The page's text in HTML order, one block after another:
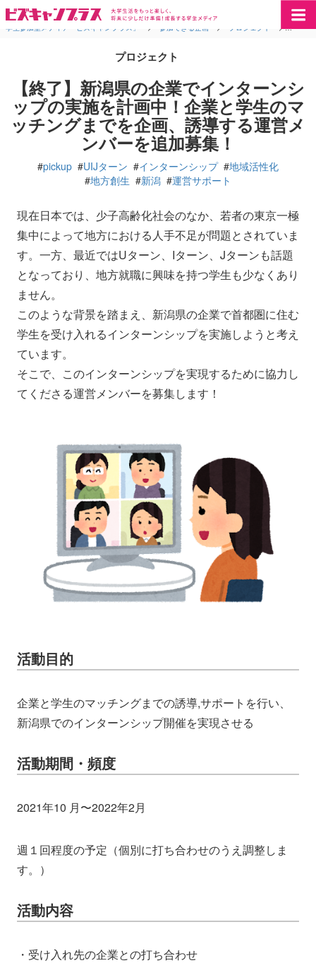
学生参加型メディア「ビズキャンプラス」 > 参加できる企画 > プロジェクト > 【終了
プロジェクト
【終了】新潟県の企業でインターンシ
ップの実施を計画中！企業と学生のマ
ッチングまでを企画、誘導する運営メ
ンバーを追加募集！
#pickup #UIJターン #インターンシップ #地域活性化
#地方創生 #新潟 #運営サポート
現在日本では、少子高齢化社会のなか、若者の東京一極
集中によって地方における人手不足が問題とされていま
す。一方、最近ではUターン、Iターン、Jターンも話題
となっており、地方就職に興味を持つ学生も少なくあり
ません。
このような背景を踏まえ、新潟県の企業で首都圏に住む
学生を受け入れるインターンシップを実施しようと考え
ています。
そこで、このインターンシップを実現するために協力し
てくださる運営メンバーを募集します！
活動目的
企業と学生のマッチングまでの誘導,サポートを行い、
新潟県でのインターンシップ開催を実現させる
活動期間・頻度
2021年10 月〜2022年2月
週１回程度の予定（個別に打ち合わせのうえ調整しま
す。）
活動内容
・受け入れ先の企業との打ち合わせ